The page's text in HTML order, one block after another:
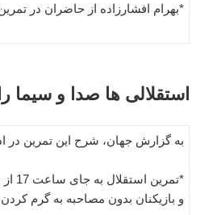
*بهرام افشارزاده از حاضران در
استقلالی ها صدا و سیما
به گزارش جهان، شرح این تمرین در
و بازیکنان بدون مصاحبه به گرم